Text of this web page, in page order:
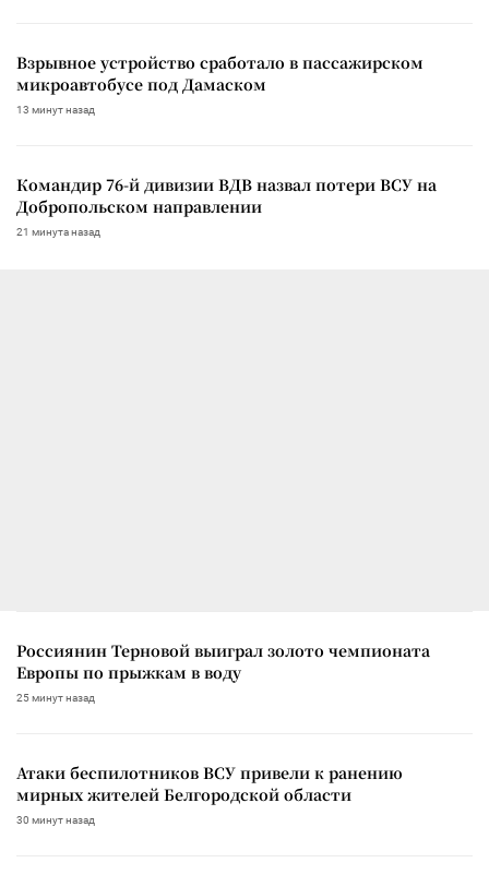
Взрывное устройство сработало в пассажирском
микроавтобусе под Дамаском
13 минут назад
Командир 76-й дивизии ВДВ назвал потери ВСУ на
Добропольском направлении
21 минута назад
Россиянин Терновой выиграл золото чемпионата
Европы по прыжкам в воду
25 минут назад
Атаки беспилотников ВСУ привели к ранению
мирных жителей Белгородской области
30 минут назад